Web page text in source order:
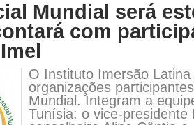
Mundial será
com
O Instituto Imersão
organizações
Mundial. Integram a
Tunísia: o vice-presidente